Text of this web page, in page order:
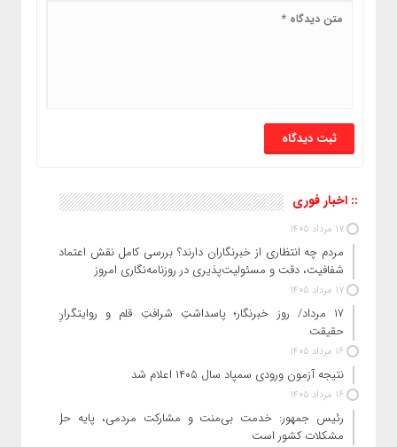
:: اخبار فوری
17 مرداد 1405
مردم چه انتظاری از خبرنگاران دارند؟ بررسی کامل نقش اعتماد،
شفافیت، دقت و مسئولیت‌پذیری در روزنامه‌نگاری امروز
17 مرداد 1405
۱۷ مرداد/ روز خبرنگار؛ پاسداشتِ شرافتِ قلم و روایتگرانِ
حقیقت
16 مرداد 1405
نتیجه آزمون ورودی سمپاد سال ۱۴۰۵ اعلام شد
16 مرداد 1405
رئیس جمهور: خدمت بی‌منت و مشارکت مردمی، پایه حل
مشکلات کشور است